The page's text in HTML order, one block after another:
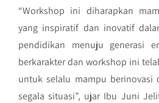
“Workshop ini diharapkan
yang inspiratif dan inovatif
pendidikan menuju generasi
berkarakter dan workshop ini
untuk selalu mampu berinovasi
segala situasi”, ujar Ibu Juni